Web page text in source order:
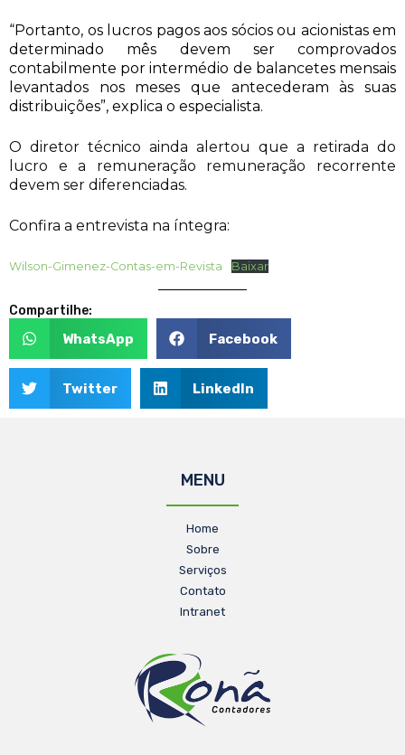
“Portanto, os lucros pagos aos sócios ou acionistas em
determinado mês devem ser comprovados
contabilmente por intermédio de balancetes mensais
levantados nos meses que antecederam às suas
distribuições”, explica o especialista.
O diretor técnico ainda alertou que a retirada do
lucro e a remuneração remuneração recorrente
devem ser diferenciadas.
Confira a entrevista na íntegra:
Wilson-Gimenez-Contas-em-Revista Baixar
Compartilhe:
WhatsApp Facebook
Twitter LinkedIn
MENU
Home
Sobre
Serviços
Contato
Intranet